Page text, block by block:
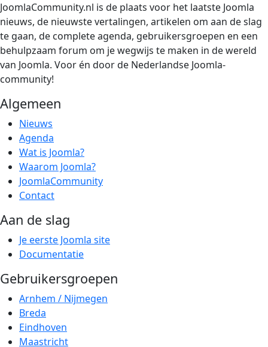
JoomlaCommunity.nl is de plaats voor het laatste Joomla
nieuws, de nieuwste vertalingen, artikelen om aan de slag
te gaan, de complete agenda, gebruikersgroepen en een
behulpzaam forum om je wegwijs te maken in de wereld
van Joomla. Voor én door de Nederlandse Joomla-
community!
Algemeen
Nieuws
Agenda
Wat is Joomla?
Waarom Joomla?
JoomlaCommunity
Contact
Aan de slag
Je eerste Joomla site
Documentatie
Gebruikersgroepen
Arnhem / Nijmegen
Breda
Eindhoven
Maastricht